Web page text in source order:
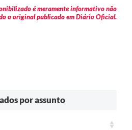
-19
de Educação
é meramente informativo não
o original publicado em Diário Oficial.
por assunto